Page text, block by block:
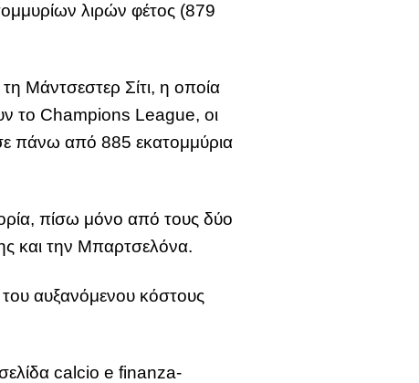
λιρών φέτος (879
Μάντσεστερ Σίτι, η οποία
το Champions League, οι
πάνω από 885 εκατομμύρια
πίσω μόνο από τους δύο
και την Μπαρτσελόνα.
αυξανόμενου κόστους
calcio e finanza-